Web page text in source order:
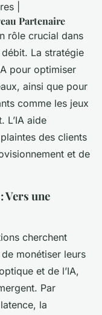
|
Partenaire
rôle crucial dans
débit. La stratégie
pour optimiser
ainsi que pour
comme les jeux
L’IA aide
des clients
et de
Vers une
cherchent
monétiser leurs
et de l’IA,
Par
la